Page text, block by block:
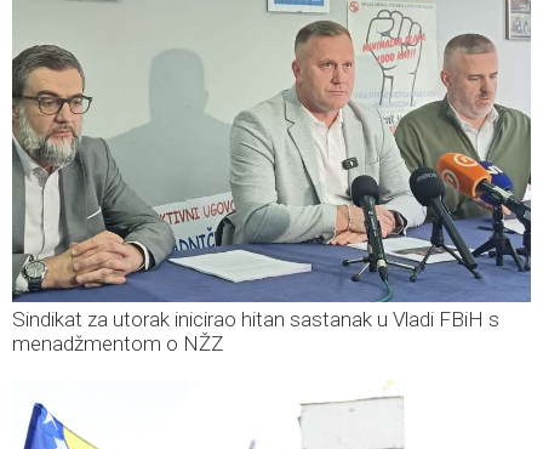
Sindikat za utorak inicirao hitan sastanak u Vladi FBiH s
menadžmentom o NŽZ